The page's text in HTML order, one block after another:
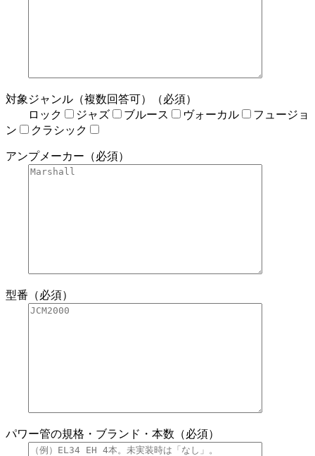
対象ジャンル（複数回答可）（必須）
ロック
ジャズ ブルース ヴォーカル
フュージョ
ン
クラシック
アンプメーカー（必須）
型番（必須）
パワー管の規格・ブランド・本数（必須）